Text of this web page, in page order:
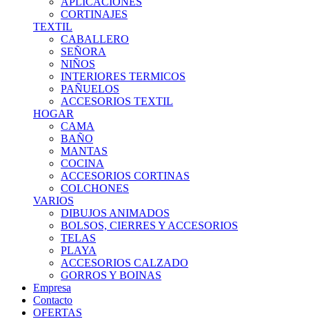
CORTINAJES
TEXTIL
CABALLERO
SEÑORA
NIÑOS
INTERIORES TERMICOS
PAÑUELOS
ACCESORIOS TEXTIL
HOGAR
CAMA
BAÑO
MANTAS
COCINA
ACCESORIOS CORTINAS
COLCHONES
VARIOS
DIBUJOS ANIMADOS
BOLSOS, CIERRES Y ACCESORIOS
TELAS
PLAYA
ACCESORIOS CALZADO
GORROS Y BOINAS
Empresa
Contacto
OFERTAS